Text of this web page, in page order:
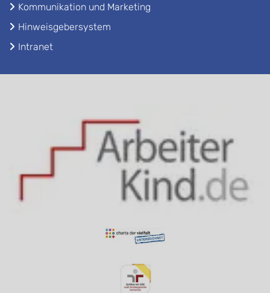
Kommunikation und Marketing
Hinweisgebersystem
Intranet